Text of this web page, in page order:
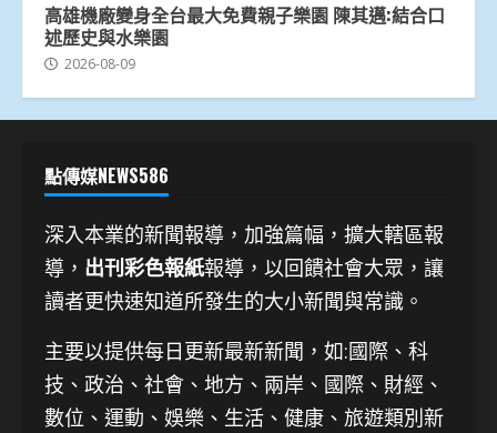
高雄機廠變身全台最大免費親子樂園 陳其邁:結合口
述歷史與水樂園
2026-08-09
點傳媒NEWS586
深入本業的新聞報導，加強篇幅，擴大轄區報
導， 出刊彩色報紙報導，以回饋社會大眾，讓
讀者更快速知道所發生的大小新聞與常識。
主要以提供每日更新最新新聞 ，如:國際、科
技、 政治、社會、地方、兩岸、國際、財經、
數位、運動、娛樂、生活、健康、旅遊類別新